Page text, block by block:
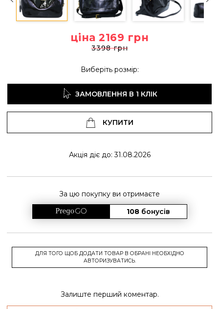
ціна 2169 грн
3398 грн
Виберіть розмір:
ЗАМОВЛЕННЯ В 1 КЛІК
КУПИТИ
Акція діє до: 31.08.2026
За цю покупку ви отримаєте
108 бонусів
ДЛЯ ТОГО ЩОБ ДОДАТИ ТОВАР В ОБРАНІ НЕОБХІДНО
АВТОРИЗУВАТИСЬ.
Залиште перший коментар.